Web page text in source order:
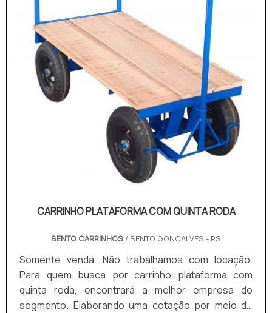
CARRINHO PLATAFORMA COM QUINTA RODA
BENTO CARRINHOS / BENTO GONÇALVES - RS
Somente venda. Não trabalhamos com locação.
Para quem busca por carrinho plataforma com
quinta roda, encontrará a melhor empresa do
segmento. Elaborando uma cotação por meio do